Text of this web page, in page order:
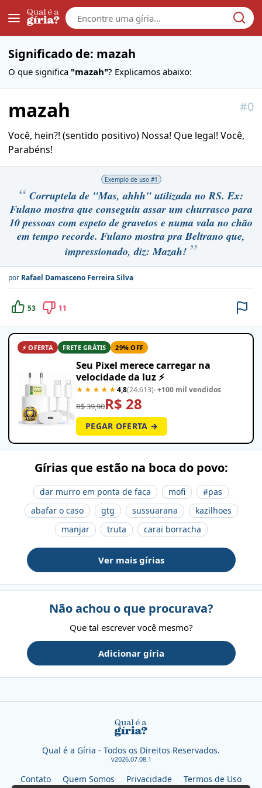
Galera
Significado de: mazah
O que significa "mazah"? Explicamos abaixo:
#0
mazah
Você, hein?! (sentido positivo) Nossa! Que legal! Você,
Parabéns!
Exemplo de uso #1
Corruptela de "Mas, ahhh" utilizada no RS. Ex:
Fulano mostra que conseguiu assar um churrasco para
10 pessoas com espeto de gravetos e numa vala no chão
em tempo recorde. Fulano mostra pra Beltrano que,
impressionado, diz: Mazah!
por Rafael Damasceno Ferreira Silva
53 11
⚡ OFERTA FRETE GRÁTIS 29% OFF
Seu Pixel merece carregar na
velocidade da luz ⚡
★★★★★4,8(24.613)· +100 mil vendidos
R$ 39,90R$ 28
PEGAR OFERTA →
Gírias que estão na boca do povo:
dar murro em ponta de faca mofi
#pas
abafar o caso
gtg sussuarana
kazilhoes
manjar
truta carai borracha
Ver mais gírias
Não achou o que procurava?
Que tal escrever você mesmo?
Adicionar gíria
Qual é a Gíria - Todos os Direitos Reservados.
v2026.07.08.1
Contato Quem Somos Privacidade Termos de Uso